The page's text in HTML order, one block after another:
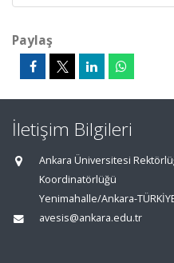
Paylaş
İletişim Bilgileri
Ankara Üniversitesi
Koordinatörlüğü
Yenimahalle/Ankara-
avesis@ankara.edu.tr